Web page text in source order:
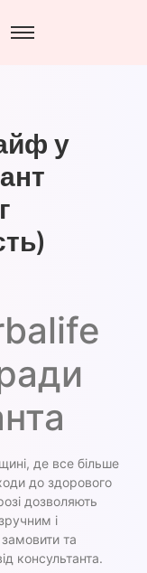
у
де все більше
до здорового
дозволяють
і
замовити та
консультанта.